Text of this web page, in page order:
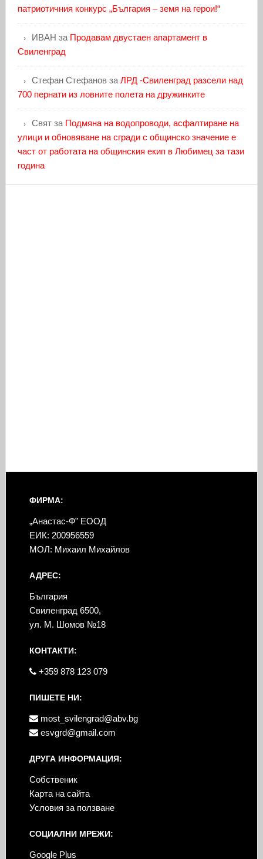
патриотичния конкурс „България – земя на герои!“
ИВАН за Продавам двустаен апартамент в
Свиленград
Стефан Стефановза ЛРД -Свиленград разсели над
700 пернати из ловните полета на дружинките
Святза Подмяна на водопроводи, асфалтиране на
улици и обновяване на сгради с общинско значение е
част от работата на общинския екип в Любимец за тази
година
ФИРМА:
„Анастас-Ф” ЕООД
ЕИК: 200956559
МОЛ: Михаил Михайлов
АДРЕС:
България
Свиленград 6500,
ул. М. Шомов №18
КОНТАКТИ:
+359 878 123 079
ПИШЕТЕ НИ:
most_svilengrad@abv.bg
esvgrd@gmail.com
ДРУГА ИНФОРМАЦИЯ:
Собственик
Карта на сайта
Условия за ползване
СОЦИАЛНИ МРЕЖИ:
Google Plus